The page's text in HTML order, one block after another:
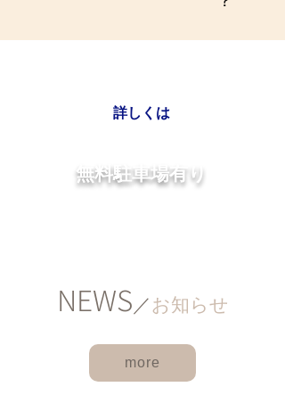
詳しくは
無料駐車場有り
NEWS ／ お知らせ
more